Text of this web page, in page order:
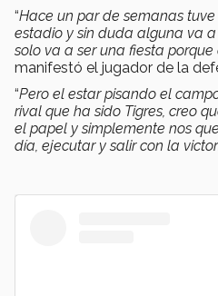
“Hace un par de semanas
estadio y sin duda alguna va
solo va a ser una fiesta
manifestó el jugador de la
“Pero el estar pisando el
rival que ha sido Tigres, creo
el papel y simplemente nos
día, ejecutar y salir con la